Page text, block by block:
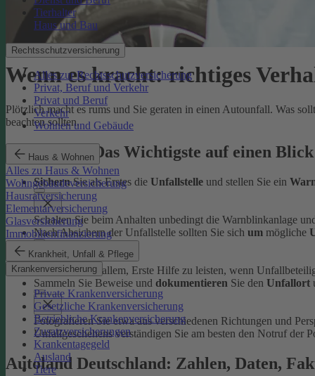
Tierhalter
Haus und Bau
Rechtsschutzversicherung
Alles zur Rechtsschutzversicherung
Privat, Beruf und Verkehr
Privat und Beruf
Verkehr
Wohnen und Gebäude
Haus & Wohnen
Alles zu Haus & Wohnen
Wohngebäudeversicherung
Hausratversicherung
Elementarversicherung
Glasversicherung
Immobilienfinanzierung
Krankheit, Unfall & Pflege
Krankenversicherung
Private Krankenversicherung
Gesetzliche Krankenversicherung
Betriebliche Krankenversicherung
Zusatzversicherungen
Krankentagegeld
Ausland
Tiere
Wenn es kracht: richtiges
Plötzlich macht es rums und Sie geraten in einen Autounfall. Was
beachten sollten.
Autounfall: Das Wichtigste auf einen Blick
SichernSie als Erstes die Unfallstelle und stellen Sie ein
Schalten Sie beim Anhalten unbedingt die Warnblinkanlage
Nach Absichern der Unfallstelle sollten Sie sich um mögliche
Dazu zählt vor allem, Erste Hilfe zu leisten, wenn
Sammeln Sie Beweise und dokumentieren Sie den Unfallort
Fotografieren Sie etwa aus verschiedenen Richtungen und
Unfallgeschehens verständigen Sie am besten den Notruf der
Autoland Deutschland: Zahlen, Daten,